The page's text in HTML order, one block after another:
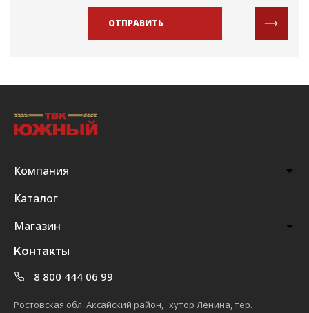
ОТПРАВИТЬ
Компания
Каталог
Магазин
Контакты
8 800 444 06 99
Ростовская обл. Аксайский район, хутор Ленина, тер.